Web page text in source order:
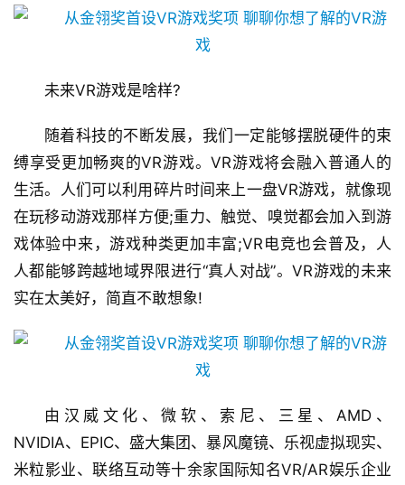
茶
对
接
会
上
海
(
中
未来VR游戏是啥样?
随着科技的不断发展，我们一定能够摆脱硬件的束
缚享受更加畅爽的VR游戏。VR游戏将会融入普通人的
生活。人们可以利用碎片时间来上一盘VR游戏，就像现
在玩移动游戏那样方便;重力、触觉、嗅觉都会加入到游
戏体验中来，游戏种类更加丰富;VR电竞也会普及，人
人都能够跨越地域界限进行“真人对战”。VR游戏的未来
实在太美好，简直不敢想象!
由汉威文化、微软、索尼、三星、AMD、
NVIDIA、EPIC、盛大集团、暴风魔镜、乐视虚拟现实、
米粒影业、联络互动等十余家国际知名VR/AR娱乐企业